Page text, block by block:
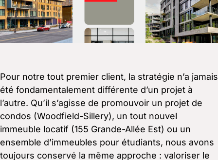
Pour notre tout premier client, la stratégie n’a jamais
été fondamentalement différente d’un projet à
l’autre. Qu’il s’agisse de promouvoir un projet de
condos (Woodfield-Sillery), un tout nouvel
immeuble locatif (155 Grande-Allée Est) ou un
ensemble d’immeubles pour étudiants, nous avons
toujours conservé la même approche : valoriser le